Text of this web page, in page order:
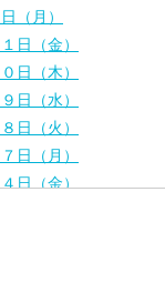
（月）
日（金）
日（木）
日（水）
日（火）
日（月）
日（金）